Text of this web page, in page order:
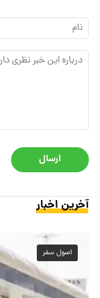
ارسال
آخرین اخبار
اصول سفر